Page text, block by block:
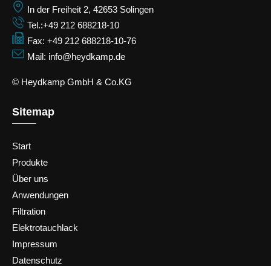
In der Freiheit 2, 42653 Solingen
Tel.:+49 212 688218-10
Fax: +49 212 688218-10-76
Mail: info@heydkamp.de
© Heydkamp GmbH & Co.KG
Sitemap
Start
Produkte
Über uns
Anwendungen
Filtration
Elektrotauchlack
Impressum
Datenschutz